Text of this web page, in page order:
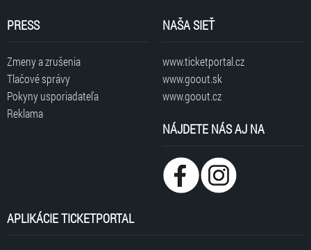
PRESS
Zmeny a zrušenia
Tlačové správy
Pokyny usporiadateľa
Reklama
NAŠA SIEŤ
www.ticketportal.cz
www.goout.sk
www.goout.cz
NÁJDETE NÁS AJ NA
APLIKÁCIE TICKETPORTAL